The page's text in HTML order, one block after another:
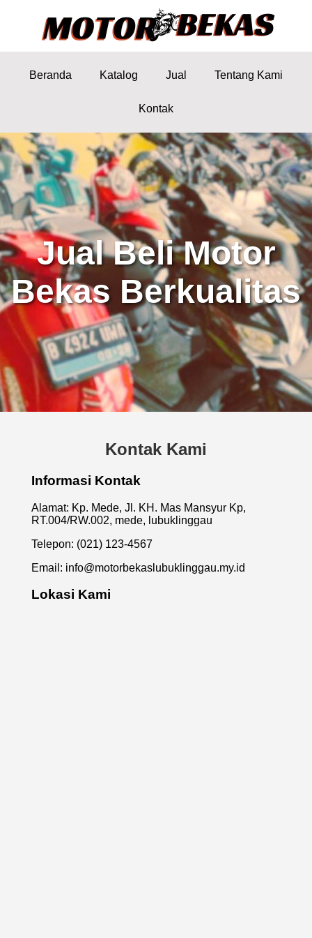
Beranda Katalog Jual Tentang Kami
Kontak
Jual Beli Motor
Bekas Berkualitas
Kontak Kami
Informasi Kontak
Alamat: Kp. Mede, Jl. KH. Mas Mansyur Kp,
RT.004/RW.002, mede, lubuklinggau
Telepon: (021) 123-4567
Email: info@motorbekaslubuklinggau.my.id
Lokasi Kami